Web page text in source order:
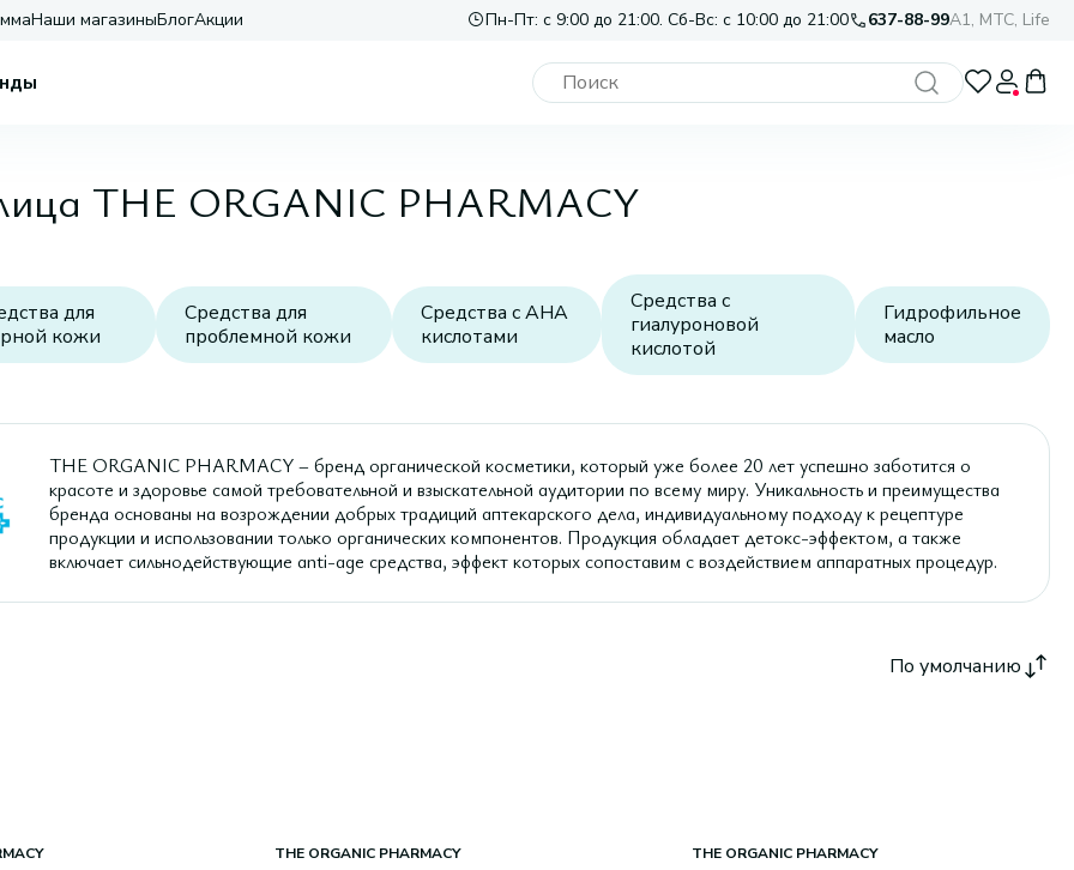
Наши магазиныБлогАкции Пн-Пт: с 9:00 до 21:00. Сб-Вс: с 10:00 до 21:00 637-88-99A1, МТС, Life
THE ORGANIC PHARMACY
для
кожи
Средства для
проблемной кожи
Средства с AHA
кислотами
Средства с
гиалуроновой
кислотой
Гидрофильное
масло
THE ORGANIC PHARMACY – бренд органической косметики, который уже более 20 лет успешно заботится о
красоте и здоровье самой требовательной и взыскательной аудитории по всему миру. Уникальность и преимущества
бренда основаны на возрождении добрых традиций аптекарского дела, индивидуальному подходу к рецептуре
продукции и использовании только органических компонентов. Продукция обладает детокс-эффектом, а также
включает сильнодействующие anti-age средства, эффект которых сопоставим с воздействием аппаратных процедур.
По умолчанию
THE ORGANIC PHARMACY THE ORGANIC PHARMACY